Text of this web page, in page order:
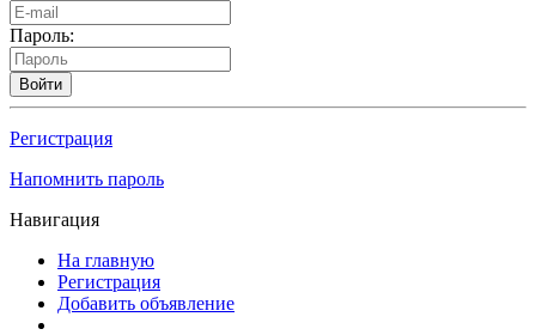
Пароль:
Войти
Регистрация
Напомнить пароль
Навигация
На главную
Регистрация
Добавить объявление